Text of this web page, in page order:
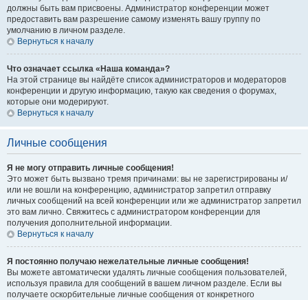
должны быть вам присвоены. Администратор конференции может
предоставить вам разрешение самому изменять вашу группу по
умолчанию в личном разделе.
Вернуться к началу
Что означает ссылка «Наша команда»?
На этой странице вы найдёте список администраторов и модераторов
конференции и другую информацию, такую как сведения о форумах,
которые они модерируют.
Вернуться к началу
Личные сообщения
Я не могу отправить личные сообщения!
Это может быть вызвано тремя причинами: вы не зарегистрированы и/
или не вошли на конференцию, администратор запретил отправку
личных сообщений на всей конференции или же администратор запретил
это вам лично. Свяжитесь с администратором конференции для
получения дополнительной информации.
Вернуться к началу
Я постоянно получаю нежелательные личные сообщения!
Вы можете автоматически удалять личные сообщения пользователей,
используя правила для сообщений в вашем личном разделе. Если вы
получаете оскорбительные личные сообщения от конкретного